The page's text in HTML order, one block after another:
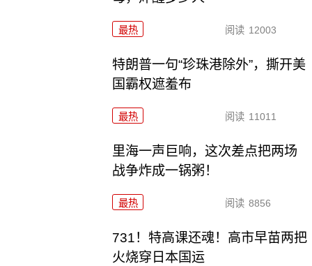
最热 阅读 12003
特朗普一句“珍珠港除外”，撕开美
国霸权遮羞布
最热 阅读 11011
里海一声巨响，这次差点把两场
战争炸成一锅粥！
最热 阅读 8856
731！特高课还魂！高市早苗两把
火烧穿日本国运